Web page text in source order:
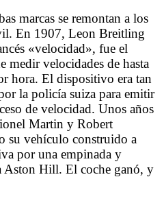
marcas se remontan a los
En 1907, Leon Breitling
«velocidad», fue el
medir velocidades de hasta
hora. El dispositivo era tan
la policía suiza para emitir
de velocidad. Unos años
Martin y Robert
su vehículo construido a
por una empinada y
Aston Hill. El coche ganó, y